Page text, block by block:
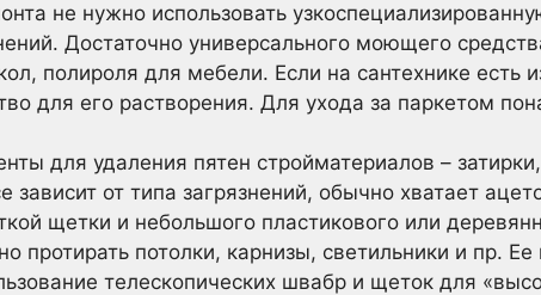
не нужно использовать
Достаточно универсального моющего
полироля для мебели. Если на сантехнике есть
для его растворения. Для ухода за паркетом
для удаления пятен стройматериалов –
зависит от типа загрязнений, обычно хватает
щетки и небольшого пластикового или
протирать потолки, карнизы, светильники и пр.
телескопических швабр и щеток для